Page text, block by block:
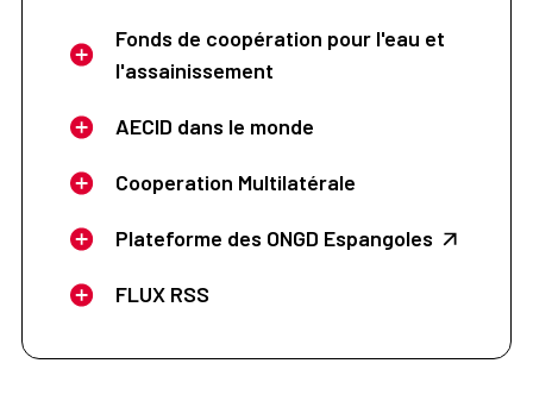
Fonds de coopération pour l'eau et
l'assainissement
AECID dans le monde
Cooperation Multilatérale
Plateforme des ONGD Espangoles
FLUX RSS